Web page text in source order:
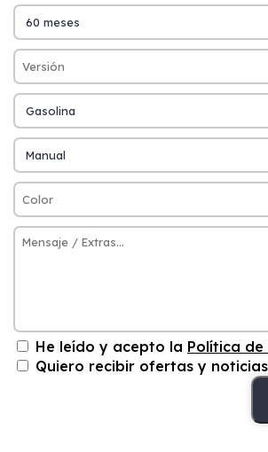
He leído y acepto la Política
Quiero recibir ofertas y